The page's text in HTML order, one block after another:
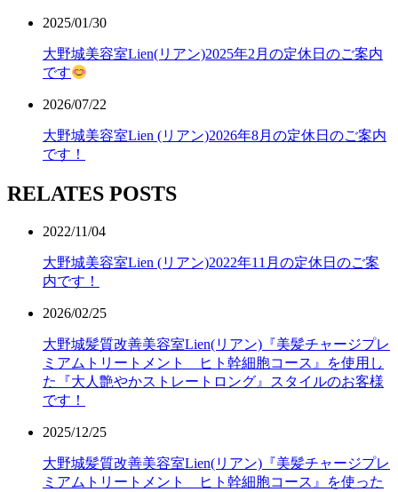
2025/01/30
大野城美容室Lien(リアン)2025年2月の定休日のご案内
です
2026/07/22
大野城美容室Lien (リアン)2026年8月の定休日のご案内
です！
RELATES POSTS
2022/11/04
大野城美容室Lien (リアン)2022年11月の定休日のご案
内です！
2026/02/25
大野城髪質改善美容室Lien(リアン)『美髪チャージプレ
ミアムトリートメント ヒト幹細胞コース』を使用し
た『大人艶やかストレートロング』スタイルのお客様
です！
2025/12/25
大野城髪質改善美容室Lien(リアン)『美髪チャージプレ
ミアムトリートメント ヒト幹細胞コース』を使った